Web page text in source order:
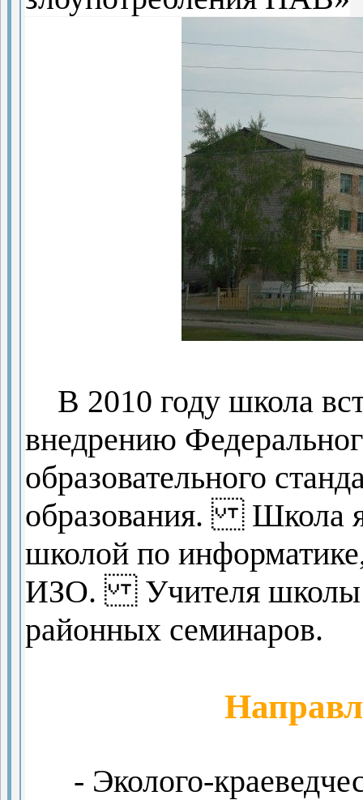
В 2010 году школа
внедрению
образовательного
образования. Школа
школой по
ИЗО. Учителя школы
районных семинаров.
- Эколого-